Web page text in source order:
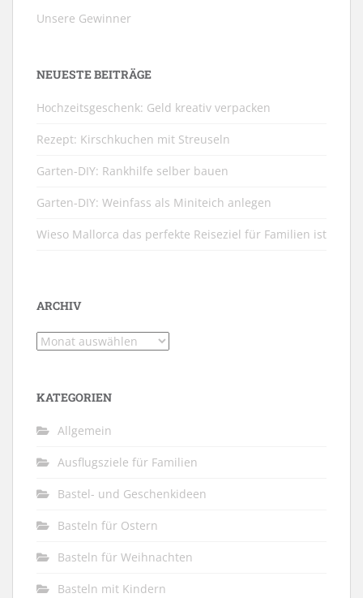
Unsere Gewinner
NEUESTE BEITRÄGE
Hochzeitsgeschenk: Geld kreativ verpacken
Rezept: Kirschkuchen mit Streuseln
Garten-DIY: Rankhilfe selber bauen
Garten-DIY: Weinfass als Miniteich anlegen
Wieso Mallorca das perfekte Reiseziel für Familien ist
ARCHIV
Archiv
KATEGORIEN
Allgemein
Ausflugsziele für Familien
Bastel- und Geschenkideen
Basteln für Ostern
Basteln für Weihnachten
Basteln mit Kindern